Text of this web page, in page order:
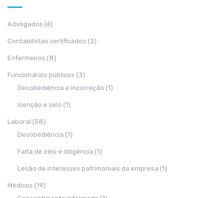
Advogados (4)
Contabilistas certificados (2)
Enfermeiros (8)
Funcionários públicos (3)
Desobediência e incorreção (1)
Isenção e zelo (1)
Laboral (58)
Desobediência (1)
Falta de zelo e diligência (1)
Lesão de interesses patrimoniais da empresa (1)
Médicos (19)